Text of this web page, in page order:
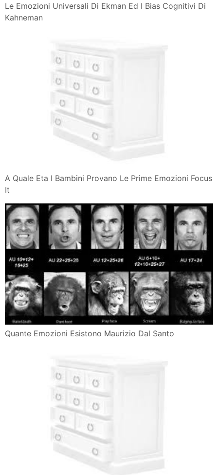
Le Emozioni Universali Di Ekman Ed I Bias Cognitivi Di
Kahneman
A Quale Eta I Bambini Provano Le Prime Emozioni Focus
It
Quante Emozioni Esistono Maurizio Dal Santo